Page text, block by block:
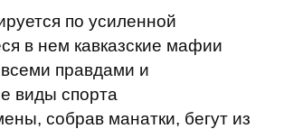
по усиленной
в нем кавказские мафии
правдами и
виды спорта
собрав манатки, бегут из